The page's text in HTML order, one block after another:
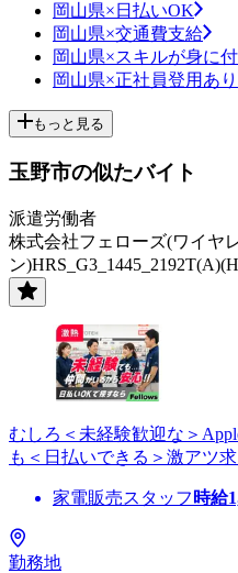
岡山県×日払いOK
岡山県×交通費支給
岡山県×スキルが身に付
岡山県×正社員登用あり
もっと見る
玉野市の似たバイト
派遣労働者
株式会社フェローズ(ワイヤ
ン
むしろ＜未経験歓迎な＞
も＜日払いできる＞激アツ
家電販売スタッフ 時給
勤務地